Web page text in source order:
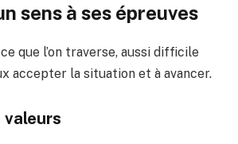
sens à ses épreuves
que l’on traverse, aussi difficile
accepter la situation et à avancer.